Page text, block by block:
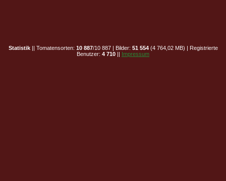
Statistik|| Tomatensorten: 10 887/10 887 | Bilder: 51 554(4 764,02 MB) | Registrierte
Benutzer: 4 710 || Impressum